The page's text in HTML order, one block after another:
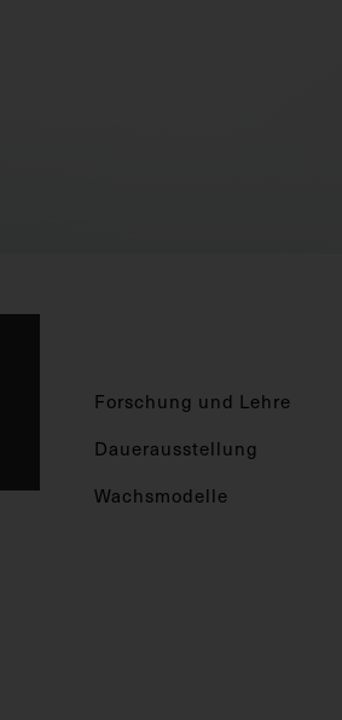
Forschung und Lehre
Dauerausstellung
Wachsmodelle